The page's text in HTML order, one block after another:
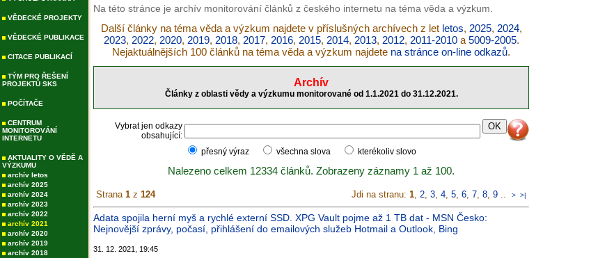
VĚDECKÉ PROJEKTY
VĚDECKÉ PUBLIKACE
CITACE PUBLIKACÍ
TÝM PRO ŘEŠENÍ
PROJEKTŮ SKS
POČÍTAČE
CENTRUM
MONITOROVÁNÍ
INTERNETU
AKTUALITY O VĚDĚ A
VÝZKUMU
archív letos
archív 2025
archív 2024
archív 2023
archív 2022
archív 2021
archív 2020
archív 2019
archív 2018
Na této stránce je archív monitorování článků z českého internetu na téma věda a výzkum.
Další články na téma věda a výzkum najdete v příslušných archívech z let letos, 2025, 2024,
2023, 2022, 2020, 2019, 2018, 2017, 2016, 2015, 2014, 2013, 2012, 2011-2010a 5009-2005.
Nejaktuálnějších 100 článků na téma věda a výzkum najdete na stránce on-line odkazů.
Archív
Články z oblasti vědy a výzkumu monitorované od 1.1.2021 do 31.12.2021.
Vybrat jen odkazy
obsahující:
přesný výraz
všechna slova kterékoliv slovo
Nalezeno celkem 12334 článků. Zobrazeny záznamy 1 až 100.
Strana 1 z 124 Jdi na stranu: 1, 2, 3, 4, 5, 6, 7, 8, 9 .. > >|
Adata spojila herní myš a rychlé externí SSD. XPG Vault pojme až 1 TB dat - MSN Česko:
Nejnovější zprávy, počasí, přihlášení do emailových služeb Hotmail a Outlook, Bing
31. 12. 2021, 19:45